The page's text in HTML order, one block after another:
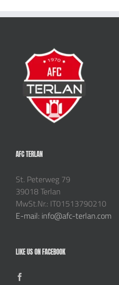
AFC TERLAN
St. Peterweg 79
39018 Terlan
MwSt.Nr.: IT01513790210
E-mail: info@afc-terlan.com
LIKE US ON FACEBOOK